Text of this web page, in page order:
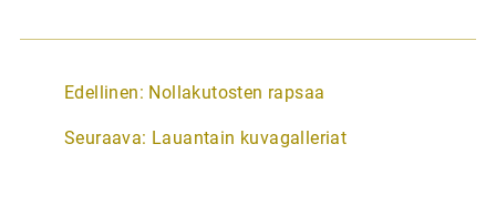
A
t
Edellinen: Nollakutosten rapsaa
Seuraava: Lauantain kuvagalleriat